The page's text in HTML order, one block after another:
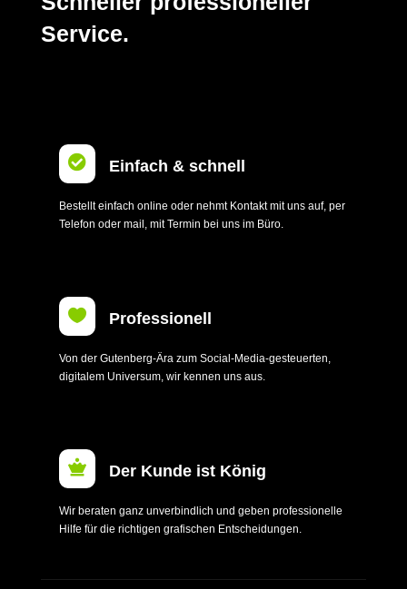
Service.
 Einfach & schnell
Bestellt einfach online oder nehmt Kontakt mit uns auf, per
Telefon oder mail, mit Termin bei uns im Büro.
 Professionell
Von der Gutenberg-Ära zum Social-Media-gesteuerten,
digitalem Universum, wir kennen uns aus.
 Der Kunde ist König
Wir beraten ganz unverbindlich und geben professionelle
Hilfe für die richtigen grafischen Entscheidungen.